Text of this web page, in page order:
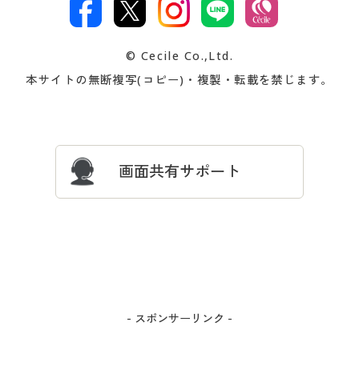
著作権・商標について 会社案内
プレゼント＆キャンペーン サイトマップ
交換・返品は お支払は
ついて
忘れの場合
© Cecile Co.,Ltd.
本サイトの無断複写(コピー)・複製・転載を禁じます。
画面共有サポート
- スポンサーリンク -